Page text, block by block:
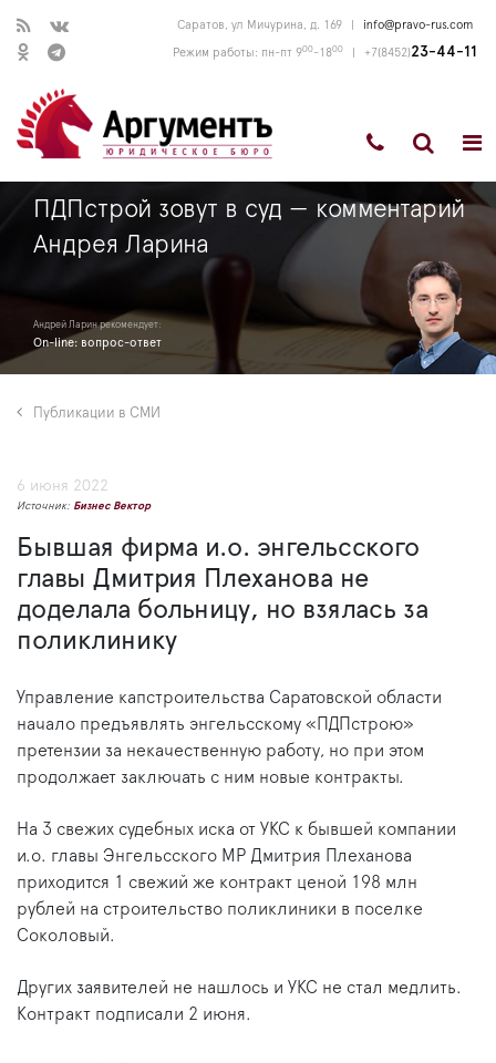
Саратов, ул Мичурина, д. 169 info@pravo-rus.com
Режим работы: пн-пт 900-1800 +7(8452)23-44-11
ПДПстрой зовут в суд — комментарий
Андрея Ларина
Андрей Ларин рекомендует:
On-line: вопрос-ответ
Публикации в СМИ
6 июня 2022
Источник: Бизнес Вектор
Бывшая фирма и.о. энгельсского
главы Дмитрия Плеханова не
доделала больницу, но взялась за
поликлинику
Управление капстроительства Саратовской области
начало предъявлять энгельсскому «ПДПстрою»
претензии за некачественную работу, но при этом
продолжает заключать с ним новые контракты.
На 3 свежих судебных иска от УКС к бывшей компании
и.о. главы Энгельсского МР Дмитрия Плеханова
приходится 1 свежий же контракт ценой 198 млн
рублей на строительство поликлиники в поселке
Соколовый.
Других заявителей не нашлось и УКС не стал медлить.
Контракт подписали 2 июня.